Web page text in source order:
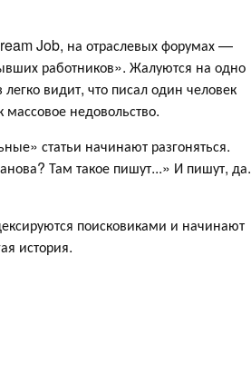
Job, на отраслевых форумах —
работников». Жалуются на одно
видит, что писал один человек
недовольство.
статьи начинают разгоняться.
Там такое пишут...» И пишут, да.
поисковиками и начинают
история.